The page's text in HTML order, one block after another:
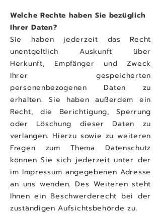
Welche Rechte haben Sie bezüglich
Ihrer Daten?
Sie haben jederzeit das Recht
unentgeltlich Auskunft über
Herkunft, Empfänger und Zweck
Ihrer gespeicherten
personenbezogenen Daten zu
erhalten. Sie haben außerdem ein
Recht, die Berichtigung, Sperrung
oder Löschung dieser Daten zu
verlangen. Hierzu sowie zu weiteren
Fragen zum Thema Datenschutz
können Sie sich jederzeit unter der
im Impressum angegebenen Adresse
an uns wenden. Des Weiteren steht
Ihnen ein Beschwerderecht bei der
zuständigen Aufsichtsbehörde zu.